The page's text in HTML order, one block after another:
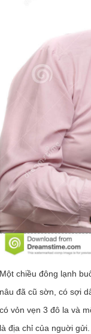
Một chiều đông lạnh
nâu đã cũ sờn, có sợi
có vỏn vẹn 3 đô la và
là địa chỉ của nguời gửi.